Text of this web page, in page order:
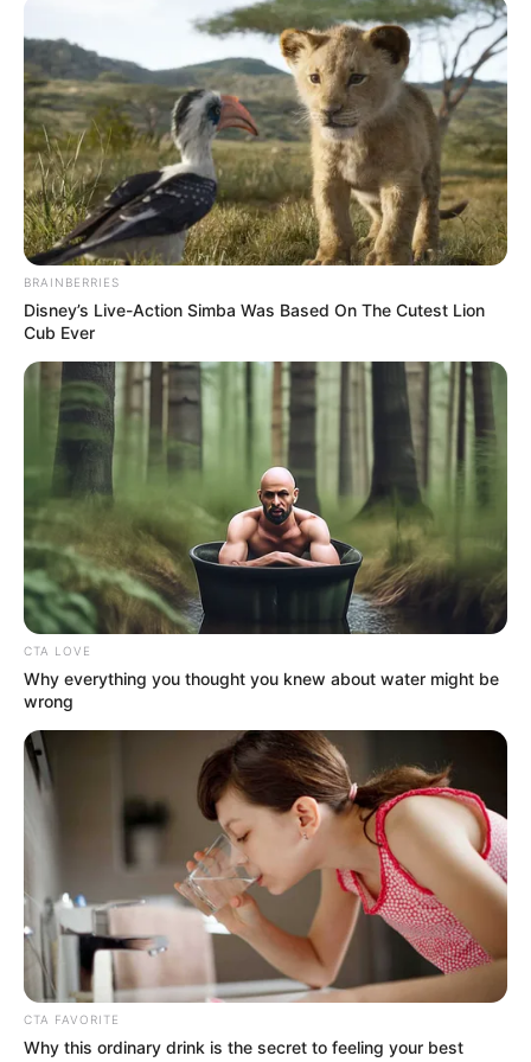
szavazhattak, sőt, néhányan odáig merészkedtek,
hogy azt állítsák, Gabiék vásárolt szavazatokkal
juthattak a következő adásba. Az énekesnő ezen
már meg sem lepődött.
– Hiába gondolják sokan, hogy belenyúlnak a
szavazatokba, nem éri meg a tévének. Miért is
nyúlna bele, amikor bárhol kiderülhetne? Az elmúlt
húsz évemben kapom ezt a kérdést, hogy ez igaz?
Mert biztos mondják a fületekre és biztos
BRAINBERRIES
Disney’s Live-Action Simba Was Based On The Cutest Lion
Cub Ever
CTA LOVE
Why everything you thought you knew about water might be
wrong
CTA FAVORITE
Why this ordinary drink is the secret to feeling your best